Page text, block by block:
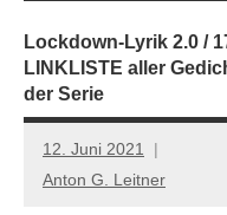
Lockdown-Lyrik 2.0 /
LINKLISTE aller
der Serie
12. Juni 2021
Anton G. Leitner